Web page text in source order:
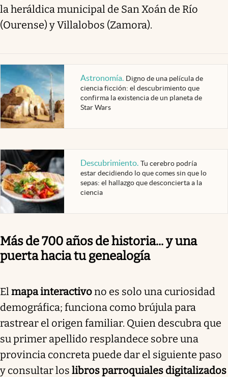
la heráldica municipal de San Xoán de Río
(Ourense) y Villalobos (Zamora).
Astronomía. Digno de una película de
ciencia ficción: el descubrimiento que
confirma la existencia de un planeta de
Star Wars
Descubrimiento. Tu cerebro podría
estar decidiendo lo que comes sin que lo
sepas: el hallazgo que desconcierta a la
ciencia
Más de 700 años de historia... y una
puerta hacia tu genealogía
El mapa interactivono es solo una curiosidad
demográfica; funciona como brújula para
rastrear el origen familiar. Quien descubra que
su primer apellido resplandece sobre una
provincia concreta puede dar el siguiente paso
y consultar los libros parroquiales digitalizados